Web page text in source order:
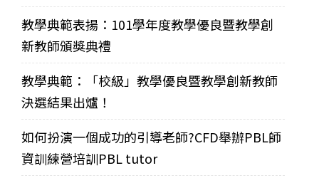
教學典範表揚：101學年度教學優良暨教學創
新教師頒獎典禮
教學典範：「校級」教學優良暨教學創新教師
決選結果出爐！
如何扮演一個成功的引導老師?CFD舉辦PBL師
資訓練營培訓PBL tutor